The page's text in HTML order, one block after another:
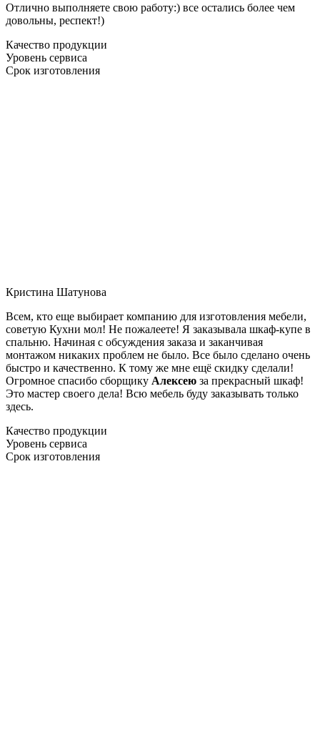
Отлично выполняете свою работу:) все остались более чем
довольны, респект!)
Качество продукции
Уровень сервиса
Срок изготовления
Кристина Шатунова
Всем, кто еще выбирает компанию для изготовления мебели,
советую Кухни мол! Не пожалеете! Я заказывала шкаф-купе в
спальню. Начиная с обсуждения заказа и заканчивая
монтажом никаких проблем не было. Все было сделано очень
быстро и качественно. К тому же мне ещё скидку сделали!
Огромное спасибо сборщику Алексею за прекрасный шкаф!
Это мастер своего дела! Всю мебель буду заказывать только
здесь.
Качество продукции
Уровень сервиса
Срок изготовления